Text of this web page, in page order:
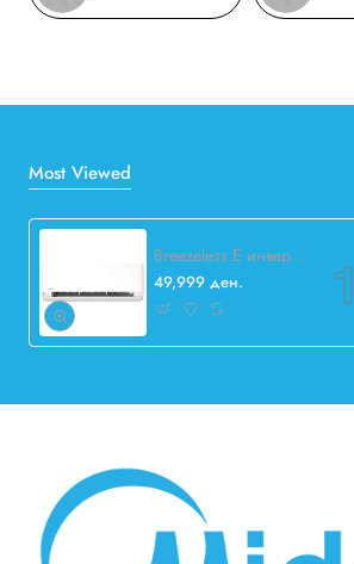
Most Viewed
Breezeless E инвертер 12.000 BTU
49,999 ден.